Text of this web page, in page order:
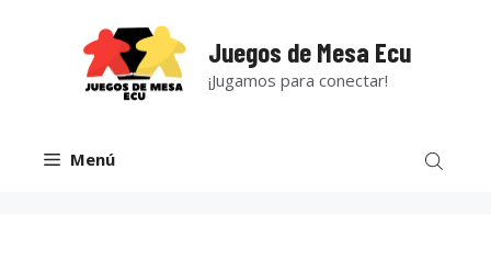
Juegos de Mesa Ecu
¡Jugamos para conectar!
Menú